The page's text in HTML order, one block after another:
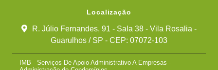
Localização
R. Júlio Fernandes, 91 - Sala 38 - Vila Rosalia -
Guarulhos / SP - CEP: 07072-103
IMB - Serviços De Apoio Administrativo A Empresas -